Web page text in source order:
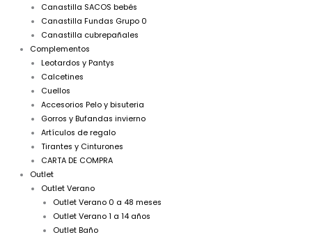
Canastilla SACOS bebés
Canastilla Fundas Grupo 0
Canastilla cubrepañales
Complementos
Leotardos y Pantys
Calcetines
Cuellos
Accesorios Pelo y bisuteria
Gorros y Bufandas invierno
Artículos de regalo
Tirantes y Cinturones
CARTA DE COMPRA
Outlet
Outlet Verano
Outlet Verano 0 a 48 meses
Outlet Verano 1 a 14 años
Outlet Baño